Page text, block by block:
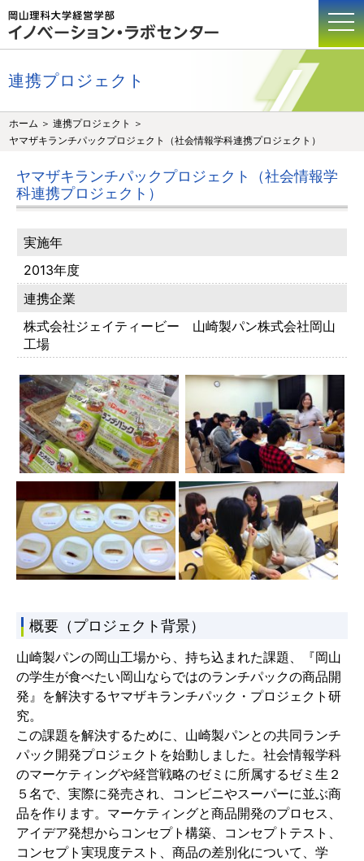
岡山理科大学経営学部
連携プロジェクト
ホーム ＞ 連携プロジェクト ＞
ヤマザキランチパックプロジェクト（社会情報学科連携プロジェクト）
ヤマザキランチパックプロジェクト（社会情報学
科連携プロジェクト）
実施年
2013年度
連携企業
株式会社ジェイティービー 山崎製パン株式会社岡山
工場
概要（プロジェクト背景）
山崎製パンの岡山工場から、持ち込まれた課題、
『岡山
の学生が食べたい岡山ならではのランチパックの商品開
発』 を解決するヤマザキランチパック・プロジェクト研
究。
この課題を解決するために、山崎製パンとの共同ランチ
パック開発プロジェクトを始動しました。社会情報学科
のマーケティングや経営戦略のゼミに所属するゼミ生２
５名で、実際に発売され、コンビニやスーパーに並ぶ商
品を作ります。マーケティングと商品開発のプロセス、
アイデア発想からコンセプト構築、コンセプトテスト、
コンセプト実現度テスト、商品の差別化について、学